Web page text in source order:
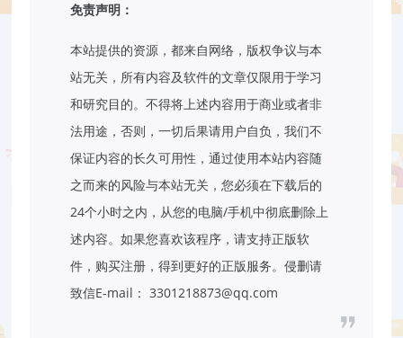
免责声明：
本站提供的资源，都来自网络，版权争议与本
站无关，所有内容及软件的文章仅限用于学习
和研究目的。不得将上述内容用于商业或者非
法用途，否则，一切后果请用户自负，我们不
保证内容的长久可用性，通过使用本站内容随
之而来的风险与本站无关，您必须在下载后的
24个小时之内，从您的电脑/手机中彻底删除上
述内容。如果您喜欢该程序，请支持正版软
件，购买注册，得到更好的正版服务。侵删请
致信E-mail： 3301218873@qq.com